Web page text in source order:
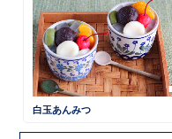
白玉あんみつ